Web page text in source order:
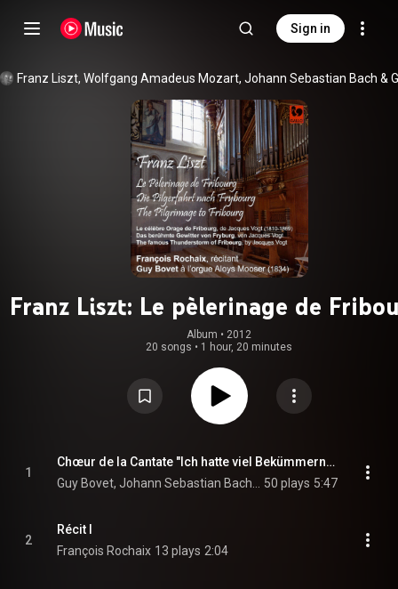
Sign in
Franz Liszt, Wolfgang Amadeus Mozart, Johann Sebastian Bach &
Franz Liszt: Le pèlerinage de
fantaisie musicale et littéraire
Album • 2012
20 songs • 1 hour, 20 minutes
1
Chœur de la Cantate "Ich hatte viel Bekümmernis"
50 plays 5:47
2
Récit I
François Rochaix 13 plays 2:04